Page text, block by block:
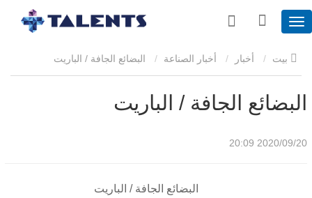
أخبار أخبار الصناعة
البضائع الجافة / الباريت
2020/09/20 20:09
البضائع الجافة / الباريت